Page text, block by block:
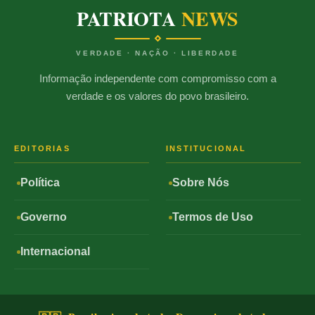
PATRIOTANEWS
VERDADE · NAÇÃO · LIBERDADE
Informação independente com compromisso com a
verdade e os valores do povo brasileiro.
EDITORIAS
Política
Governo
Internacional
INSTITUCIONAL
Sobre Nós
Termos de Uso